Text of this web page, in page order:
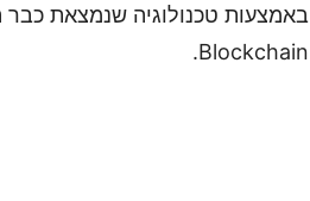
באמצעות טכנולוגיה שנמצאת
Blockchain.